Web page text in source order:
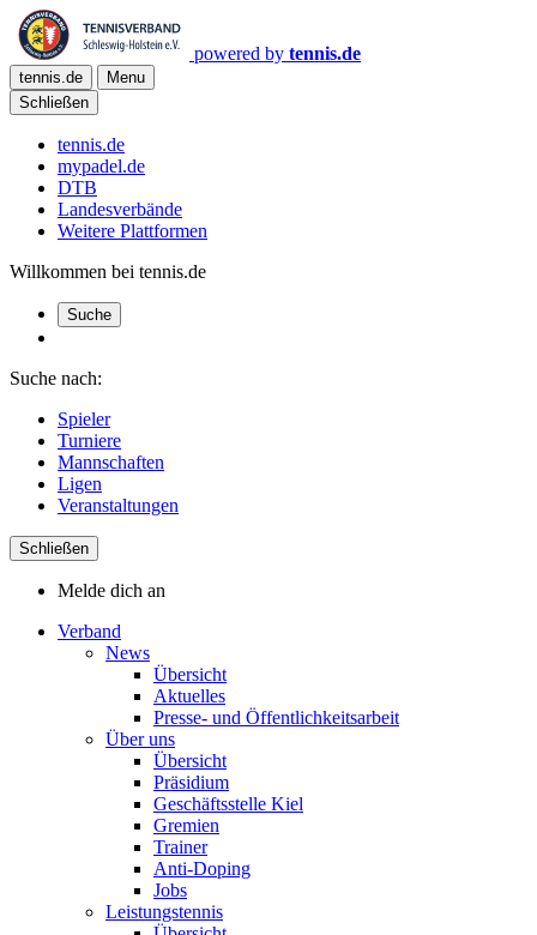
powered by tennis.de
tennis.de
Menu
Schließen
tennis.de
mypadel.de
DTB
Landesverbände
Weitere Plattformen
Willkommen bei tennis.de
Suche
Suche nach:
Spieler
Turniere
Mannschaften
Ligen
Veranstaltungen
Schließen
Melde dich an
Verband
News
Übersicht
Aktuelles
Presse- und Öffentlichkeitsarbeit
Über uns
Übersicht
Präsidium
Geschäftsstelle Kiel
Gremien
Trainer
Anti-Doping
Jobs
Leistungstennis